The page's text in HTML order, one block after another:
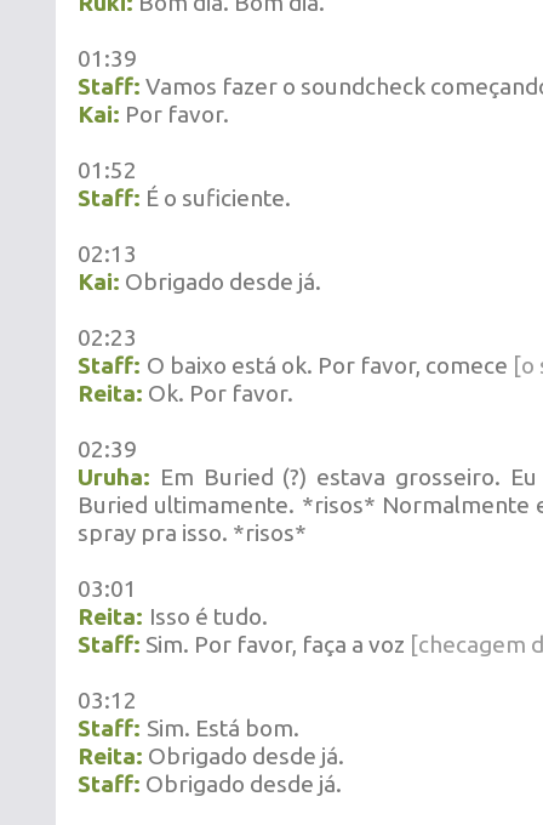
01:39
Staff: Vamos fazer o soundcheck
Kai: Por favor.
01:52
Staff: É o suficiente.
02:13
Kai: Obrigado desde já.
02:23
Staff: O baixo está ok. Por favor, comece [o
Reita: Ok. Por favor.
02:39
Uruha: Em Buried (?) estava grosseiro.
Buried ultimamente. *risos* Normalmente
spray pra isso. *risos*
03:01
Reita: Isso é tudo.
Staff: Sim. Por favor, faça a voz [checagem
03:12
Staff: Sim. Está bom.
Reita: Obrigado desde já.
Staff: Obrigado desde já.